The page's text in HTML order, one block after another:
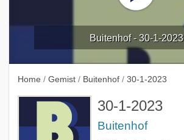
Buitenhof - 30-1-2023
Home / Gemist / Buitenhof / 30-1-2023
30-1-2023
Buitenhof